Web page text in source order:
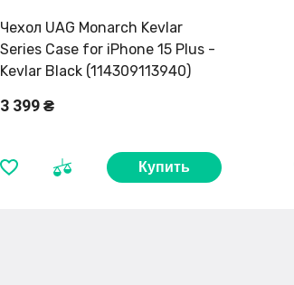
Чехол UAG Monarch Kevlar
Series Case for iPhone 15 Plus -
Kevlar Black (114309113940)
3 399 ₴
Купить